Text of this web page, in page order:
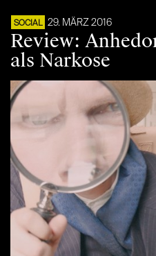
SOCIAL 29. MÄRZ 2016
Review:
als Narkose